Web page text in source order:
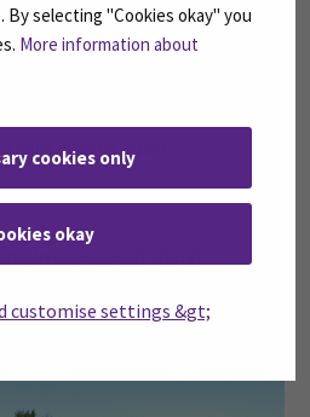
selecting "Cookies okay" you
More information about
cookies only
okay
customise settings &gt;
tästä
uuteen ikkunaan)
tästä